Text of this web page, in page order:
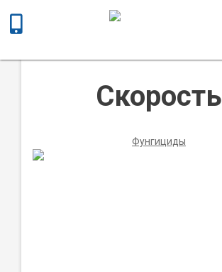
Скорость
Фунгициды